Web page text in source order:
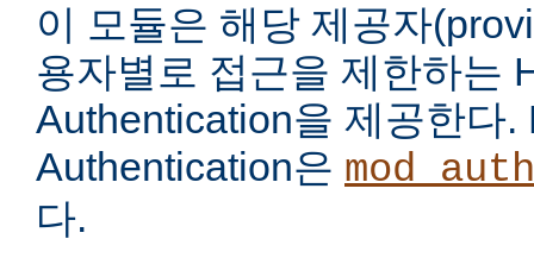
이 모듈은 해당 제공자
용자별로 접근을 제한하는
Authentication을 제공한다.
Authentication은
다.